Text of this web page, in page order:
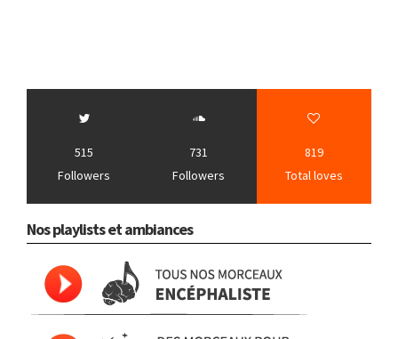
515
Followers
731
Followers
819
Total loves
Nos playlists et ambiances